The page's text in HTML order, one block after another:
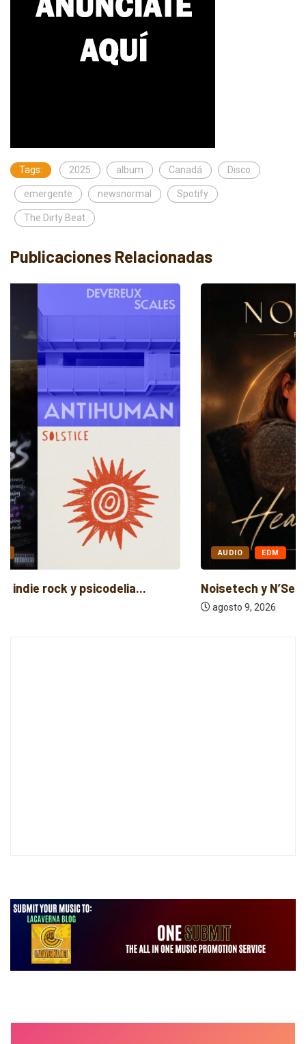
Tags: 2025 album Canadá Disco
emergente newsnormal Spotify
The Dirty Beat
Publicaciones Relacionadas
AUDIO
Noisetech y N’Sears unen amor y trance...